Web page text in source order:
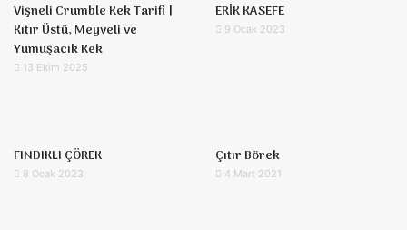
Vişneli Crumble Kek Tarifi |
Kıtır Üstü, Meyveli ve
Yumuşacık Kek
13 Ekim 2025
ERİK KASEFE
9 Ocak 2023
FINDIKLI ÇÖREK
8 Ocak 2023
Çıtır Börek
4 Mart 2021